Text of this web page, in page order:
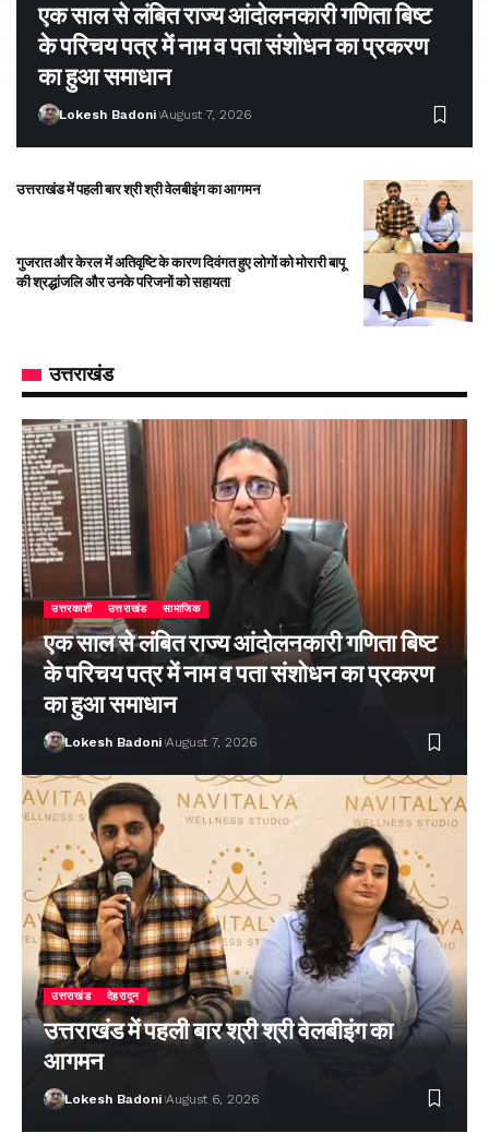
एक साल से लंबित राज्य आंदोलनकारी गणिता बिष्ट
के परिचय पत्र में नाम व पता संशोधन का प्रकरण
का हुआ समाधान
Lokesh Badoni August 7, 2026
उत्तराखंड में पहली बार श्री श्री वेलबीइंग का आगमन
गुजरात और केरल में अतिवृष्टि के कारण दिवंगत हुए लोगों को मोरारी बापू
की श्रद्धांजलि और उनके परिजनों को सहायता
उत्तराखंड
उत्तरकाशी उत्तराखंड सामाजिक
एक साल से लंबित राज्य आंदोलनकारी गणिता बिष्ट
के परिचय पत्र में नाम व पता संशोधन का प्रकरण
का हुआ समाधान
Lokesh Badoni August 7, 2026
उत्तराखंड देहरादून
उत्तराखंड में पहली बार श्री श्री वेलबीइंग का
आगमन
Lokesh Badoni August 6, 2026